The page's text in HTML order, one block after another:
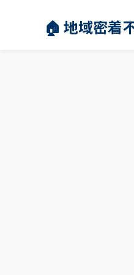
🏠 地域密着